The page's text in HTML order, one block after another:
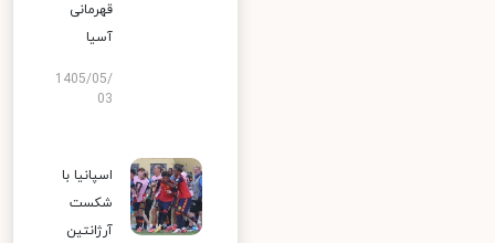
قهرمانی
آسیا
1405/05/
03
اسپانیا با
شکست
آرژانتین